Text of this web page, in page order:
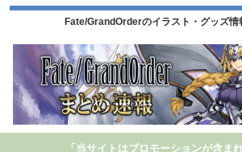
Fate/GrandOrderのイラスト・グッズ情
「当サイトはプロモーションが含ま